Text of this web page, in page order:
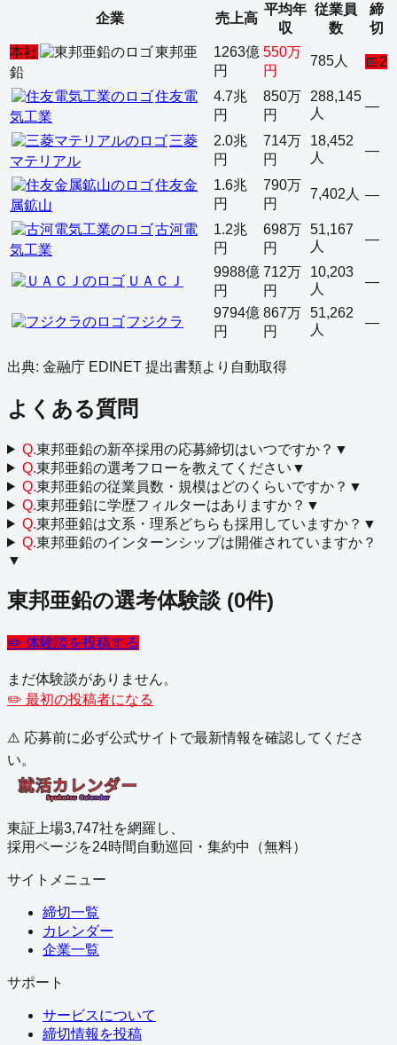
企業 売上高
平均年
収
従業員
数
締
切
本社
東邦亜
鉛
1263億
円
550万
円
785人 📅2
住友電
気工業
4.7兆
円
850万
円
288,145
人
—
三菱
マテリアル
2.0兆
円
714万
円
18,452
人
—
住友金
属鉱山
1.6兆
円
790万
円
7,402人 —
古河電
気工業
1.2兆
円
698万
円
51,167
人
—
ＵＡＣＪ
9988億
円
712万
円
10,203
人
—
フジクラ
9794億
円
867万
円
51,262
人
—
出典: 金融庁 EDINET 提出書類より自動取得
よくある質問
Q.東邦亜鉛の新卒採用の応募締切はいつですか？ ▼
Q.東邦亜鉛の選考フローを教えてください ▼
Q.東邦亜鉛の従業員数・規模はどのくらいですか？ ▼
Q.東邦亜鉛に学歴フィルターはありますか？ ▼
Q.東邦亜鉛は文系・理系どちらも採用していますか？ ▼
Q.東邦亜鉛のインターンシップは開催されていますか？
▼
東邦亜鉛の選考体験談 (0件)
✏️ 体験談を投稿する
まだ体験談がありません。
✏️ 最初の投稿者になる
⚠️ 応募前に必ず公式サイトで最新情報を確認してくださ
い。
東証上場3,747社を網羅し、
採用ページを24時間自動巡回・集約中（無料）
サイトメニュー
締切一覧
カレンダー
企業一覧
サポート
サービスについて
締切情報を投稿